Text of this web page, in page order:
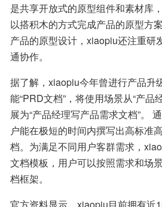
是共享开放式的原型组件和素材库
以搭积木的方式完成产品的原型方
产品的原型设计，xiaopiu还注重研
通协作。
据了解，xiaopiu今年曾进行产品升
能“PRD文档”，将使用场景从“产品
展为“产品经理写产品需求文档”。
户能在极短的时间内撰写出高标准
档。为满足不同用户客群需求，
文档模板，用户可以按照需求和场
档框架。
官方资料显示，xiaopiu目前拥有近